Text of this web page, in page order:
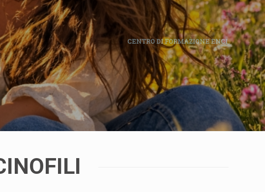
CENTRO DI FORMAZIONE ENCI
CORSO CONSULENTE DEL
COMPORTAMENTO FELINO